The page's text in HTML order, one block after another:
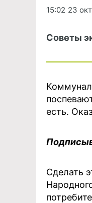
15:02 23
Советы
есть.
Сделать